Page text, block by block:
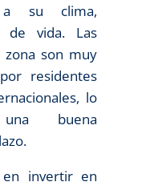
a su clima,
de vida. Las
zona son muy
residentes
lo
buena
en invertir en